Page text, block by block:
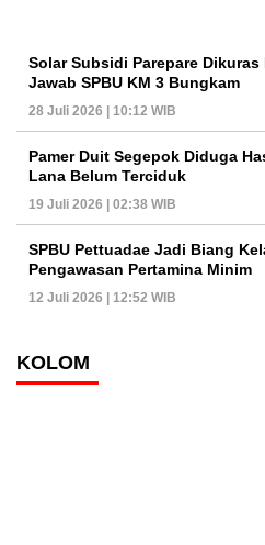
Solar Subsidi Parepare
Jawab SPBU KM 3 Bungkam
28 Juli 2026 | 10:12 WIB
Pamer Duit Segepok Diduga
Lana Belum Terciduk
19 Juli 2026 | 02:38 WIB
SPBU Pettuadae Jadi Biang
Pengawasan Pertamina Minim
12 Juli 2026 | 12:52 WIB
KOLOM